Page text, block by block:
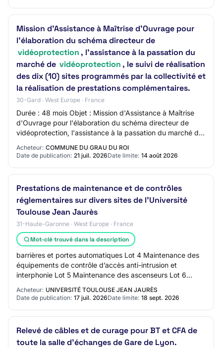
Mission d'Assistance à Maîtrise d'Ouvrage pour
l'élaboration du schéma directeur de
vidéoprotection , l'assistance à la passation du
marché de vidéoprotection , le suivi de réalisation
des dix (10) sites programmés par la collectivité et
la réalisation de prestations complémentaires.
30-Gard · West Europe · France
Durée : 48 mois Objet : Mission d'Assistance à Maîtrise
d'Ouvrage pour l'élaboration du schéma directeur de
vidéoprotection, l'assistance à la passation du marché de
Acheteur: COMMUNE DU GRAU DU ROI
Date de publication: 21 juil. 2026Date limite: 14 août 2026
Prestations de maintenance et de contrôles
réglementaires sur divers sites de l'Université
Toulouse Jean Jaurès
31-Haute-Garonne · West Europe · France
Mot-clé trouvé dans la description
barrières et portes automatiques Lot 4 Maintenance des
équipements de contrôle d’accès anti-intrusion et
interphonie Lot 5 Maintenance des ascenseurs Lot 6
Prestations de vérifications techniques rég…
Acheteur: UNIVERSITÉ TOULOUSE JEAN JAURÈS
Date de publication: 17 juil. 2026Date limite: 18 sept. 2026
Relevé de câbles et de curage pour BT et CFA de
toute la salle d’échanges de Gare de Lyon.